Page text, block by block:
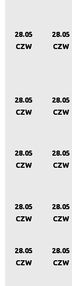
28.05
CZW
28.05
CZW
28.05
CZW
28.05
CZW
28.05
CZW
28.05
CZW
28.05
CZW
28.05
CZW
28.05
CZW
28.05
CZW